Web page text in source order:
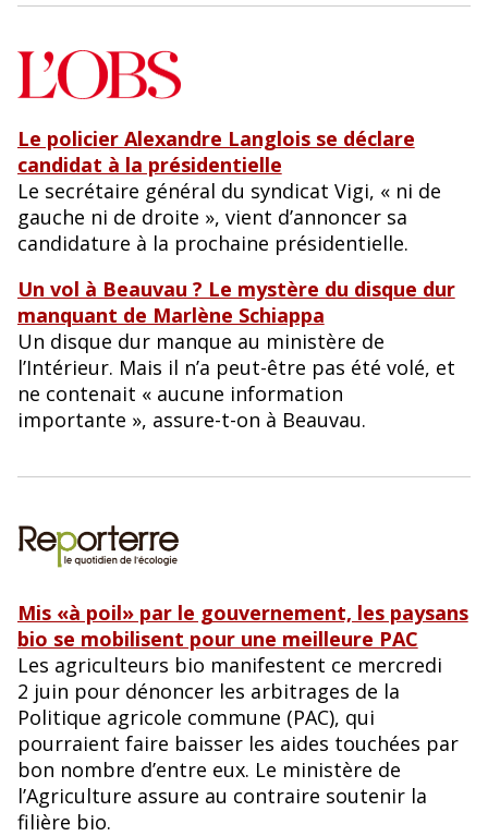
Le policier Alexandre Langlois se déclare
candidat à la présidentielle
Le secrétaire général du syndicat Vigi, « ni de
gauche ni de droite », vient d’annoncer sa
candidature à la prochaine présidentielle.
Un vol à Beauvau ? Le mystère du disque dur
manquant de Marlène Schiappa
Un disque dur manque au ministère de
l’Intérieur. Mais il n’a peut-être pas été volé, et
ne contenait « aucune information
importante », assure-t-on à Beauvau.
Mis «à poil» par le gouvernement, les paysans
bio se mobilisent pour une meilleure PAC
Les agriculteurs bio manifestent ce mercredi
2 juin pour dénoncer les arbitrages de la
Politique agricole commune (PAC), qui
pourraient faire baisser les aides touchées par
bon nombre d’entre eux. Le ministère de
l’Agriculture assure au contraire soutenir la
filière bio.